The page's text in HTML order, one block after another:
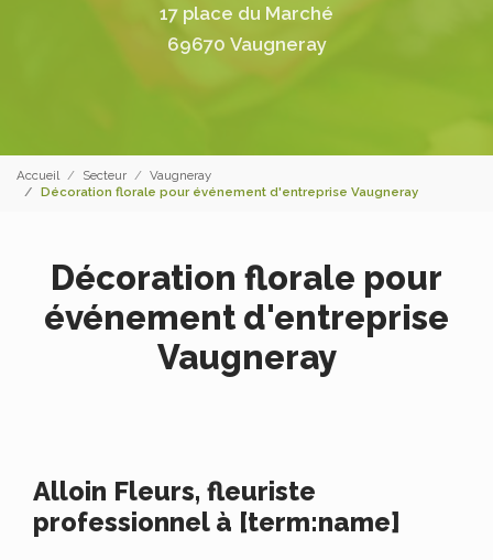
17 place du Marché
69670 Vaugneray
Accueil Secteur
Vaugneray
Décoration florale pour événement d'entreprise Vaugneray
Décoration florale pour
événement d'entreprise
Vaugneray
Alloin Fleurs, fleuriste
professionnel à [term:name]